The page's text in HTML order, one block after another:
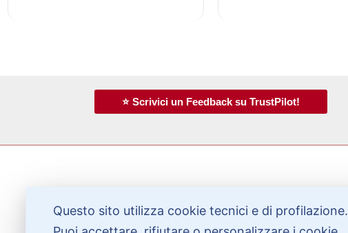
⭐ Scrivici un Feedback su TrustPilot!
Bisogno di aiuto?
Questo sito utilizza cookie tecnici e di profilazione.